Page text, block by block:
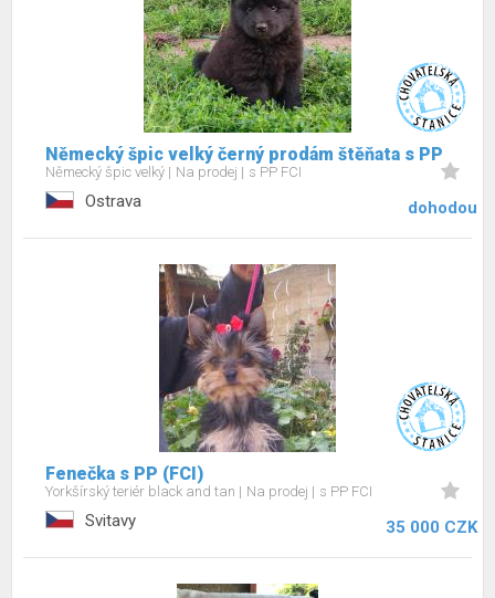
Německý špic velký černý prodám štěňata s PP
Německý špic velký Na prodej s PP FCI
Ostrava dohodou
Fenečka s PP (FCI)
Yorkšírský teriér black and tan Na prodej s PP FCI
Svitavy 35 000 CZK